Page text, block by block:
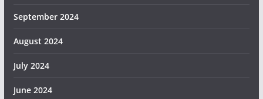
September 2024
August 2024
July 2024
June 2024